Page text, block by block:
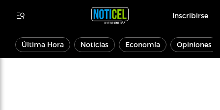
Inscribirse
Última Hora Noticias Economía Opiniones